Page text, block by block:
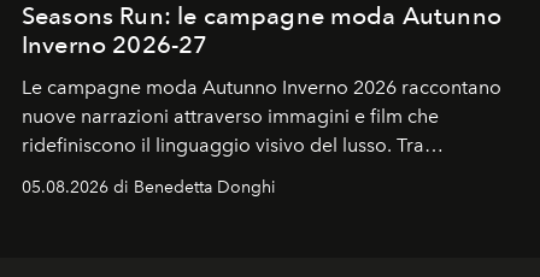
Seasons Run: le campagne moda Autunno
Inverno 2026-27
Le campagne moda Autunno Inverno 2026 raccontano
nuove narrazioni attraverso immagini e film che
ridefiniscono il linguaggio visivo del lusso. Tra
protagonisti del cinema, volti della cultura
contemporanea e storytelling d'autore, le maison
05.08.2026 di Benedetta Donghi